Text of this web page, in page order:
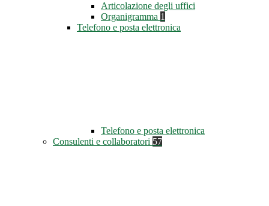
Articolazione degli uffici
Organigramma 1
Telefono e posta elettronica
Telefono e posta elettronica
Consulenti e collaboratori 57